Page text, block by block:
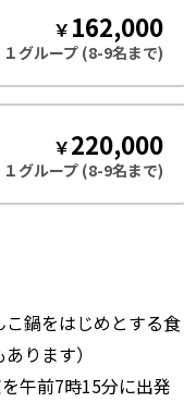
￥ 162,000
１グループ (8-9名まで)
￥220,000
１グループ (8-9名まで)
鍋をはじめとする食
ります）
午前7時15分に出発